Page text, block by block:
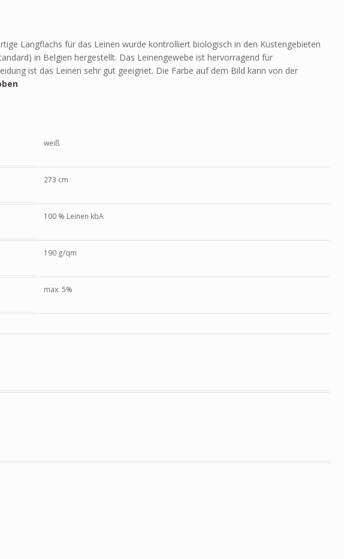
Langflachs für das Leinen wurde kontrolliert biologisch in den Küstengebieten
in Belgien hergestellt. Das Leinengewebe ist hervorragend für
ist das Leinen sehr gut geeignet. Die Farbe auf dem Bild kann von der
weiß
273 cm
100 % Leinen kbA
190 g/qm
max. 5%